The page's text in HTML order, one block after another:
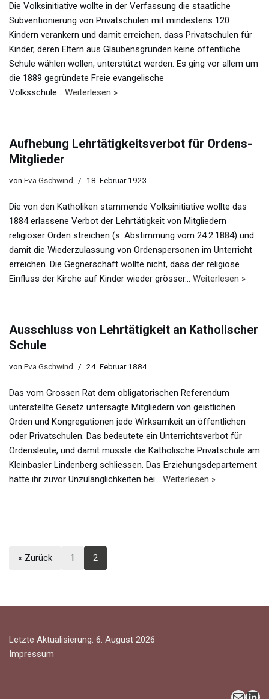
Die Volksinitiative wollte in der Verfassung die staatliche
Subventionierung von Privatschulen mit mindestens 120
Kindern verankern und damit erreichen, dass Privatschulen für
Kinder, deren Eltern aus Glaubensgründen keine öffentliche
Schule wählen wollen, unterstützt werden. Es ging vor allem um
die 1889 gegründete Freie evangelische
Volksschule… Weiterlesen »
Aufhebung Lehrtätigkeitsverbot für Ordens-
Mitglieder
von Eva Gschwind 18. Februar 1923
Die von den Katholiken stammende Volksinitiative wollte das
1884 erlassene Verbot der Lehrtätigkeit von Mitgliedern
religiöser Orden streichen (s. Abstimmung vom 24.2.1884) und
damit die Wiederzulassung von Ordenspersonen im Unterricht
erreichen. Die Gegnerschaft wollte nicht, dass der religiöse
Einfluss der Kirche auf Kinder wieder grösser… Weiterlesen »
Ausschluss von Lehrtätigkeit an Katholischer
Schule
von Eva Gschwind 24. Februar 1884
Das vom Grossen Rat dem obligatorischen Referendum
unterstellte Gesetz untersagte Mitgliedern von geistlichen
Orden und Kongregationen jede Wirksamkeit an öffentlichen
oder Privatschulen. Das bedeutete ein Unterrichtsverbot für
Ordensleute, und damit musste die Katholische Privatschule am
Kleinbasler Lindenberg schliessen. Das Erziehungsdepartement
hatte ihr zuvor Unzulänglichkeiten bei… Weiterlesen »
« Zurück 1 2
Letzte Aktualisierung: 6. August 2026
Impressum